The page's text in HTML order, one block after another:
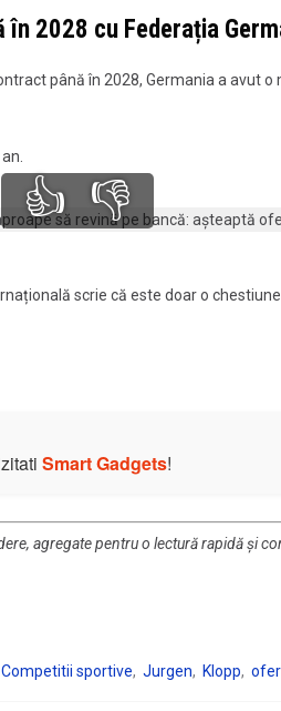
2028 cu Federația
până în 2028, Germania a avut
👍 👎
scrie că este doar o
Smart Gadgets!
agregate pentru o lectură rapidă și
Competitii sportive Jurgen Klopp